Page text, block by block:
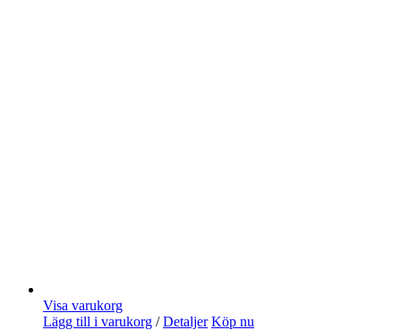
Visa varukorg
Lägg till i varukorg / Detaljer Köp nu